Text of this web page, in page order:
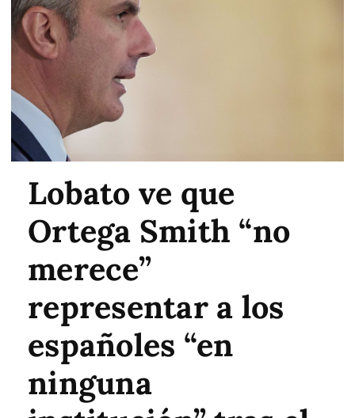
Lobato ve que
Ortega Smith “no
merece”
representar a los
españoles “en
ninguna